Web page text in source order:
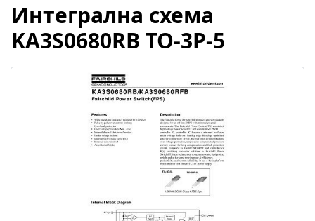
Интегрална схема
KA3S0680RB TO-3P-5